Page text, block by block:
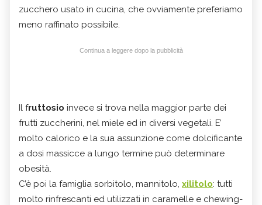
zucchero usato in cucina, che ovviamente preferiamo
meno raffinato possibile.
Continua a leggere dopo la pubblicità
Il fruttosio invece si trova nella maggior parte dei
frutti zuccherini, nel miele ed in diversi vegetali. E’
molto calorico e la sua assunzione come dolcificante
a dosi massicce a lungo termine può determinare
obesità.
C’è poi la famiglia sorbitolo, mannitolo, xilitolo: tutti
molto rinfrescanti ed utilizzati in caramelle e chewing-